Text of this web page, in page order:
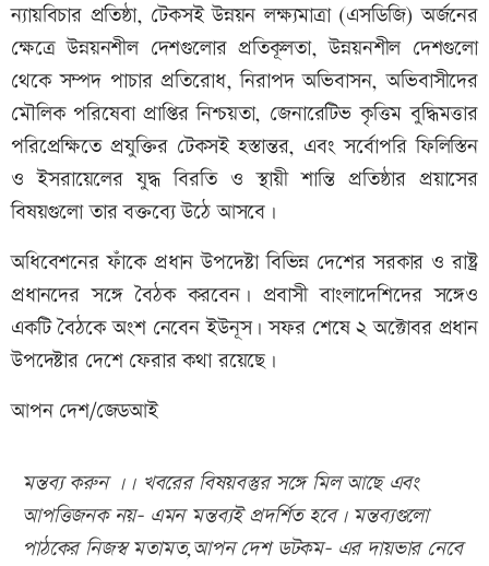
ন্যায়বিচার প্রতিষ্ঠা, টেকসই উন্নয়ন লক্ষ্যমাত্রা (এসডিজি) অর্জনের
ক্ষেত্রে উন্নয়নশীল দেশগুলোর প্রতিকূলতা, উন্নয়নশীল দেশগুলো
থেকে সম্পদ পাচার প্রতিরোধ, নিরাপদ অভিবাসন, অভিবাসীদের
মৌলিক পরিষেবা প্রাপ্তির নিশ্চয়তা, জেনারেটিভ কৃত্তিম বুদ্ধিমত্তার
পরিপ্রেক্ষিতে প্রযুক্তির টেকসই হস্তান্তর, এবং সর্বোপরি ফিলিস্তিন
ও ইসরায়েলের যুদ্ধ বিরতি ও স্থায়ী শান্তি প্রতিষ্ঠার প্রয়াসের
বিষয়গুলো তার বক্তব্যে উঠে আসবে।
অধিবেশনের ফাঁকে প্রধান উপদেষ্টা বিভিন্ন দেশের সরকার ও রাষ্ট্র
প্রধানদের সঙ্গে বৈঠক করবেন। প্রবাসী বাংলাদেশিদের সঙ্গেও
একটি বৈঠকে অংশ নেবেন ইউনূস। সফর শেষে ২ অক্টোবর প্রধান
উপদেষ্টার দেশে ফেরার কথা রয়েছে।
আপন দেশ/জেডআই
মন্তব্য করুন ।। খবরের বিষয়বস্তুর সঙ্গে মিল আছে এবং
আপত্তিজনক নয়- এমন মন্তব্যই প্রদর্শিত হবে। মন্তব্যগুলো
পাঠকের নিজস্ব মতামত,আপন দেশ ডটকম- এর দায়ভার নেবে